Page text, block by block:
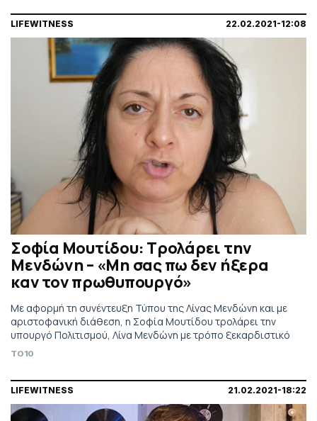
LIFEWITNESS 22.02.2021-12:08
Σοφία Μουτίδου: Τρολάρει την
Μενδώνη – «Μη σας πω δεν ήξερα
καν τον πρωθυπουργό»
Με αφορμή τη συνέντευξη Τύπου της Λίνας Μενδώνη και με
αριστοφανική διάθεση, η Σοφία Μουτίδου τρολάρει την
υπουργό Πολιτισμού, Λίνα Μενδώνη με τρόπο ξεκαρδιστικό
TO10
LIFEWITNESS 21.02.2021-18:22